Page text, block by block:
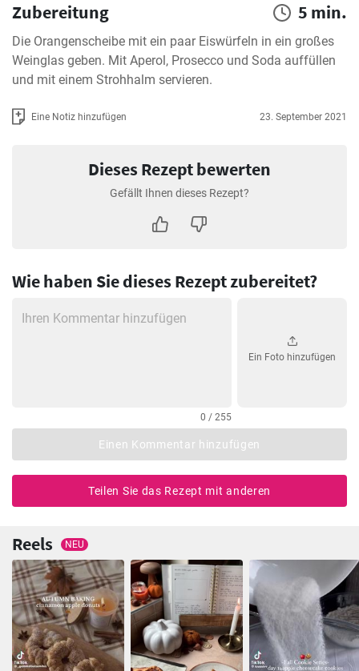
Zubereitung 5 min.
Die Orangenscheibe mit ein paar Eiswürfeln in ein großes
Weinglas geben. Mit Aperol, Prosecco und Soda auffüllen
und mit einem Strohhalm servieren.
Eine Notiz hinzufügen 23. September 2021
Dieses Rezept bewerten
Gefällt Ihnen dieses Rezept?
Wie haben Sie dieses Rezept zubereitet?
0 / 255
Ein Foto hinzufügen
Einen Kommentar hinzufügen
Teilen Sie das Rezept mit anderen
Reels NEU